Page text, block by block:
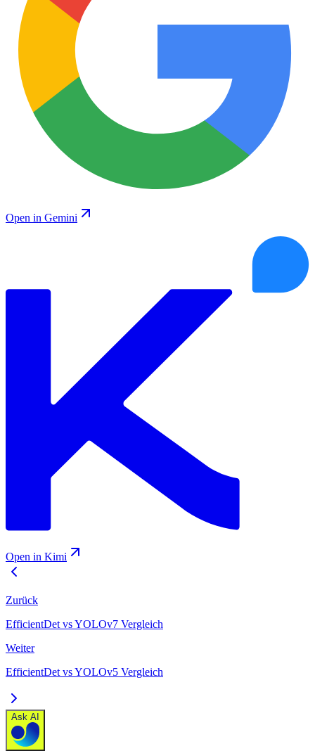
Open in Gemini
Open in Kimi
Zurück
EfficientDet vs YOLOv7 Vergleich
Weiter
EfficientDet vs YOLOv5 Vergleich
Ask AI